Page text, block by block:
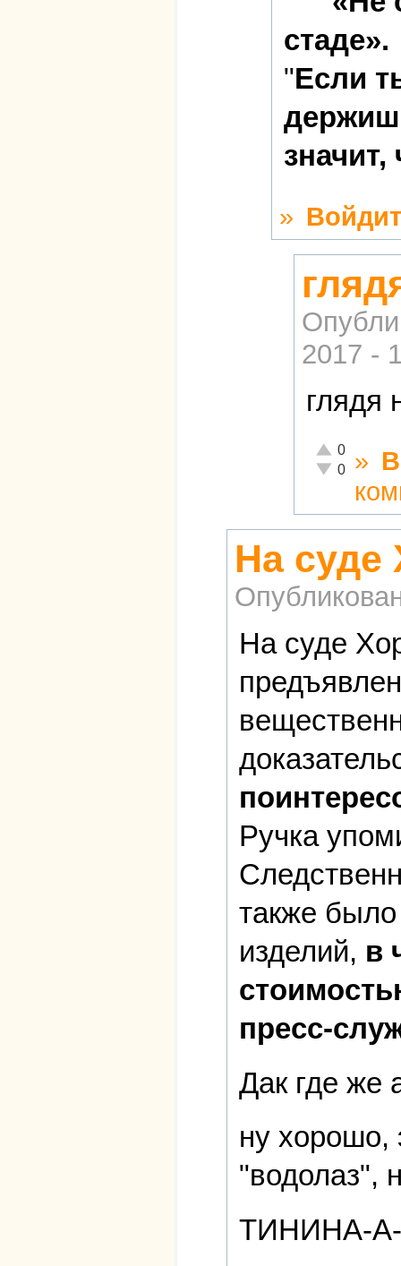
стаде».
"Если
»
2017 -
глядя
Отлично!
0
Неадекватно!
0 »
На суде
На суде
Ручка
также
изделий, в
пресс-
Дак где же
ну хорошо,
"водолаз",
ТИНИНА-А-